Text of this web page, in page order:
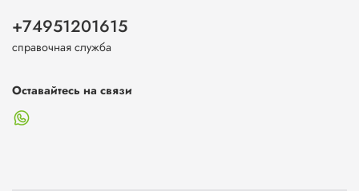
+74951201615
справочная служба
Оставайтесь на связи